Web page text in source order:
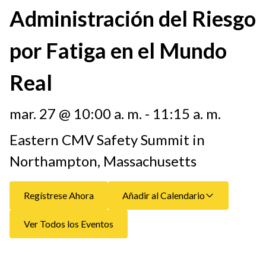
Administración del Riesgo
por Fatiga en el Mundo
Real
mar. 27 @ 10:00 a. m. - 11:15 a. m.
Eastern CMV Safety Summit in
Northampton, Massachusetts
Regístrese Ahora Añadir al Calendario
Ver Todos los Eventos